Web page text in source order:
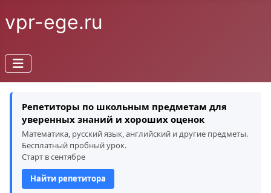
vpr-ege.ru
Репетиторы по школьным предметам для
уверенных знаний и хороших оценок
Математика, русский язык, английский и другие предметы.
Бесплатный пробный урок.
Старт в сентябре
Найти репетитора